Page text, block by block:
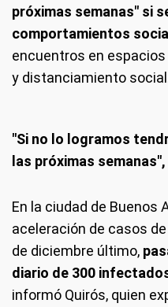
próximas semanas" si
comportamientos
encuentros en espacios
y distanciamiento
"Si no lo logramos
las próximas semanas",
En la ciudad de Buenos
aceleración de casos
de diciembre último,
diario de 300
informó Quirós, quien